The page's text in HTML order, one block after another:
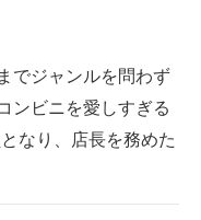
でジャンルを問わず
ンビニを愛しすぎる
なり、店長を務めた